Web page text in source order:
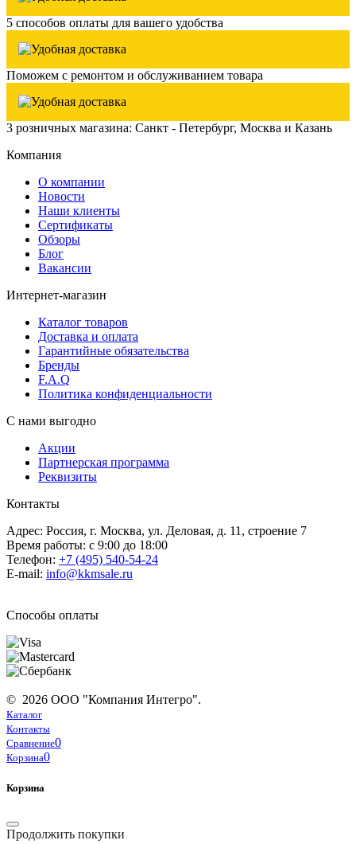
5 способов оплаты для вашего удобства
Поможем с ремонтом и обслуживанием товара
3 розничных магазина: Санкт - Петербург, Москва и Казань
Компания
О компании
Новости
Наши клиенты
Сертификаты
Обзоры
Блог
Вакансии
Интернет-магазин
Каталог товаров
Доставка и оплата
Гарантийные обязательства
Бренды
F.A.Q
Политика конфиденциальности
С нами выгодно
Акции
Партнерская программа
Реквизиты
Контакты
Адрес: Россия, г. Москва, ул. Деловая, д. 11, строение 7
Время работы: с 9:00 до 18:00
Телефон: +7 (495) 540-54-24
E-mail: info@kkmsale.ru
Способы оплаты
© 2026 ООО "Компания Интегро".
Каталог
Контакты
Сравнение0
Корзина0
Корзина
Продолжить покупки